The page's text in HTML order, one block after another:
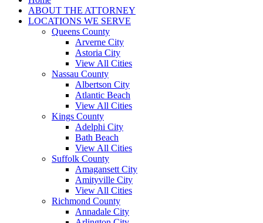
ABOUT THE ATTORNEY
LOCATIONS WE SERVE
Queens County
Arverne City
Astoria City
View All Cities
Nassau County
Albertson City
Atlantic Beach
View All Cities
Kings County
Adelphi City
Bath Beach
View All Cities
Suffolk County
Amagansett City
Amityville City
View All Cities
Richmond County
Annadale City